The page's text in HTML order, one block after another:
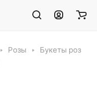
Розы
Букеты роз